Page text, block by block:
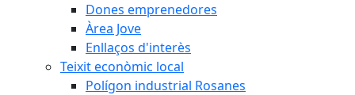
Dones emprenedores
Àrea Jove
Enllaços d'interès
Teixit econòmic local
Polígon industrial Rosanes